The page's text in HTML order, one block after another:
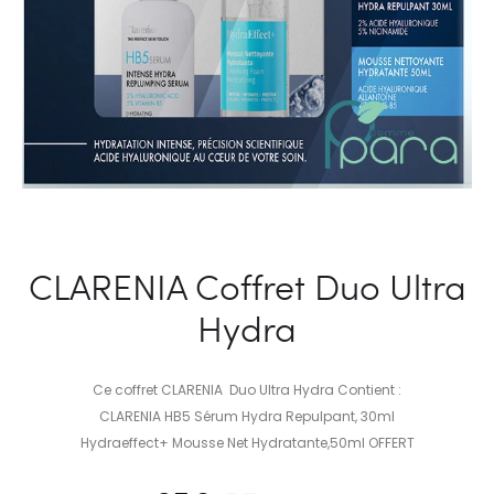
CLARENIA Coffret Duo Ultra
Hydra
Ce coffret CLARENIA Duo Ultra Hydra Contient :
CLARENIA HB5 Sérum Hydra Repulpant, 30ml
Hydraeffect+ Mousse Net Hydratante,50ml OFFERT